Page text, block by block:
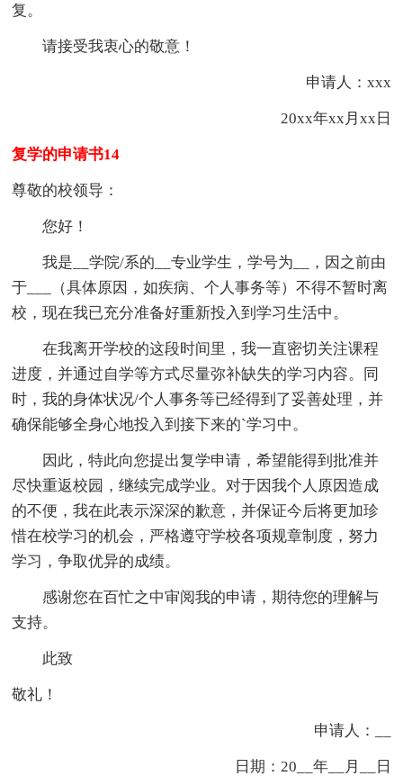
复。
请接受我衷心的敬意！
申请人：xxx
20xx年xx月xx日
复学的申请书14
尊敬的校领导：
您好！
我是__学院/系的__专业学生，学号为__，因之前由
于___（具体原因，如疾病、个人事务等）不得不暂时离
校，现在我已充分准备好重新投入到学习生活中。
在我离开学校的这段时间里，我一直密切关注课程
进度，并通过自学等方式尽量弥补缺失的学习内容。同
时，我的身体状况/个人事务等已经得到了妥善处理，并
确保能够全身心地投入到接下来的`学习中。
因此，特此向您提出复学申请，希望能得到批准并
尽快重返校园，继续完成学业。对于因我个人原因造成
的不便，我在此表示深深的歉意，并保证今后将更加珍
惜在校学习的机会，严格遵守学校各项规章制度，努力
学习，争取优异的成绩。
感谢您在百忙之中审阅我的申请，期待您的理解与
支持。
此致
敬礼！
申请人：__
日期：20__年__月__日